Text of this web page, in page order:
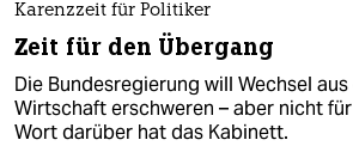
Karenzzeit für Politiker
Zeit für den Übergang
Die Bundesregierung will Wechsel
Wirtschaft erschweren – aber nicht
Wort darüber hat das Kabinett.